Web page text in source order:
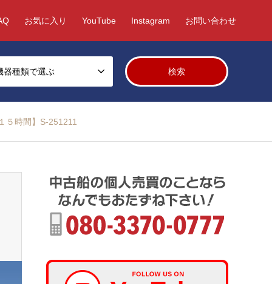
お気に入り YouTube Instagram お問い合わせ
器種類で選ぶ
時間】S-251211